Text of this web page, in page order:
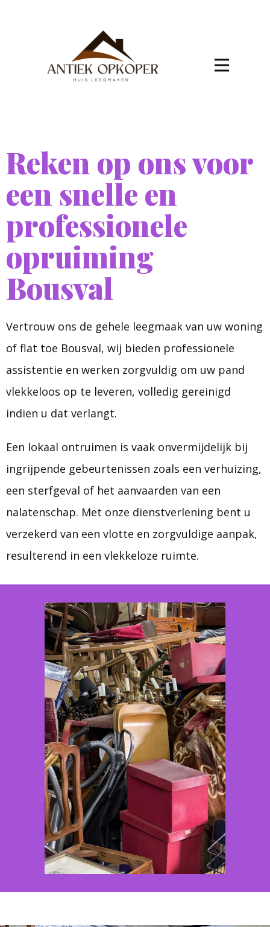
Reken op ons voor
een snelle en
professionele
opruiming
Bousval
Vertrouw ons de gehele leegmaak van uw woning
of flat toe Bousval, wij bieden professionele
assistentie en werken zorgvuldig om uw pand
vlekkeloos op te leveren, volledig gereinigd
indien u dat verlangt.
Een lokaal ontruimen is vaak onvermijdelijk bij
ingrijpende gebeurtenissen zoals een verhuizing,
een sterfgeval of het aanvaarden van een
nalatenschap. Met onze dienstverlening bent u
verzekerd van een vlotte en zorgvuldige aanpak,
resulterend in een vlekkeloze ruimte.